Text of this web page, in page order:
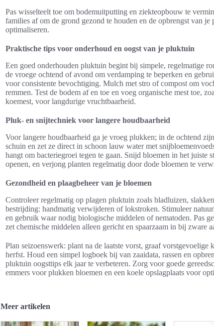
Pas wisselteelt toe om bodemuitputting en ziekteopbouw te
families af om de grond gezond te houden en de opbrengst van
optimaliseren.
Praktische tips voor onderhoud en oogst van je pluktuin
Een goed onderhouden pluktuin begint bij simpele, regelmatige
de vroege ochtend of avond om verdamping te beperken en
voor consistente bevochtiging. Mulch met stro of compost om
remmen. Test de bodem af en toe en voeg organische mest toe,
koemest, voor langdurige vruchtbaarheid.
Pluk- en snijtechniek voor langere houdbaarheid
Voor langere houdbaarheid ga je vroeg plukken; in de ochtend
schuin en zet ze direct in schoon lauw water met
hangt om bacteriegroei tegen te gaan. Snijd bloemen in het juiste
openen, en verjong planten regelmatig door dode bloemen te
Gezondheid en plaagbeheer van je bloemen
Controleer regelmatig op plagen pluktuin zoals bladluizen,
bestrijding: handmatig verwijderen of lokstroken. Stimuleer
en gebruik waar nodig biologische middelen of nematoden. Pas
zet chemische middelen alleen gericht en spaarzaam in bij zware
Plan seizoenswerk: plant na de laatste vorst, graaf vorstgevoelige
herfst. Houd een simpel logboek bij van zaaidata, rassen en
pluktuin oogsttips elk jaar te verbeteren. Zorg voor goede
emmers voor plukken bloemen en een koele opslagplaats voor
Meer artikelen